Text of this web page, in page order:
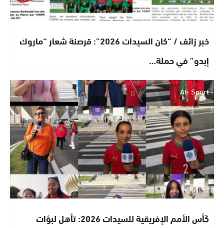
خبر زائف / “كان السيدات 2026”: قرصنة شعار “ماروك
إبدو” في حملة…
Ati Sport
كَأس الأمم الإفريقية للسيدات 2026: تأهل لبؤات